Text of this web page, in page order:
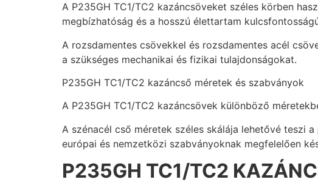
A P235GH TC1/TC2 kazáncsöveket széles körben
megbízhatóság és a hosszú élettartam
A rozsdamentes csövekkel és rozsdamentes acél
a szükséges mechanikai és fizikai tulajdonságokat.
P235GH TC1/TC2 kazáncső méretek és szabványok
A P235GH TC1/TC2 kazáncsövek különböző
A szénacél cső méretek széles skálája lehetővé teszi
európai és nemzetközi szabványoknak megfelelően
P235GH TC1/TC2